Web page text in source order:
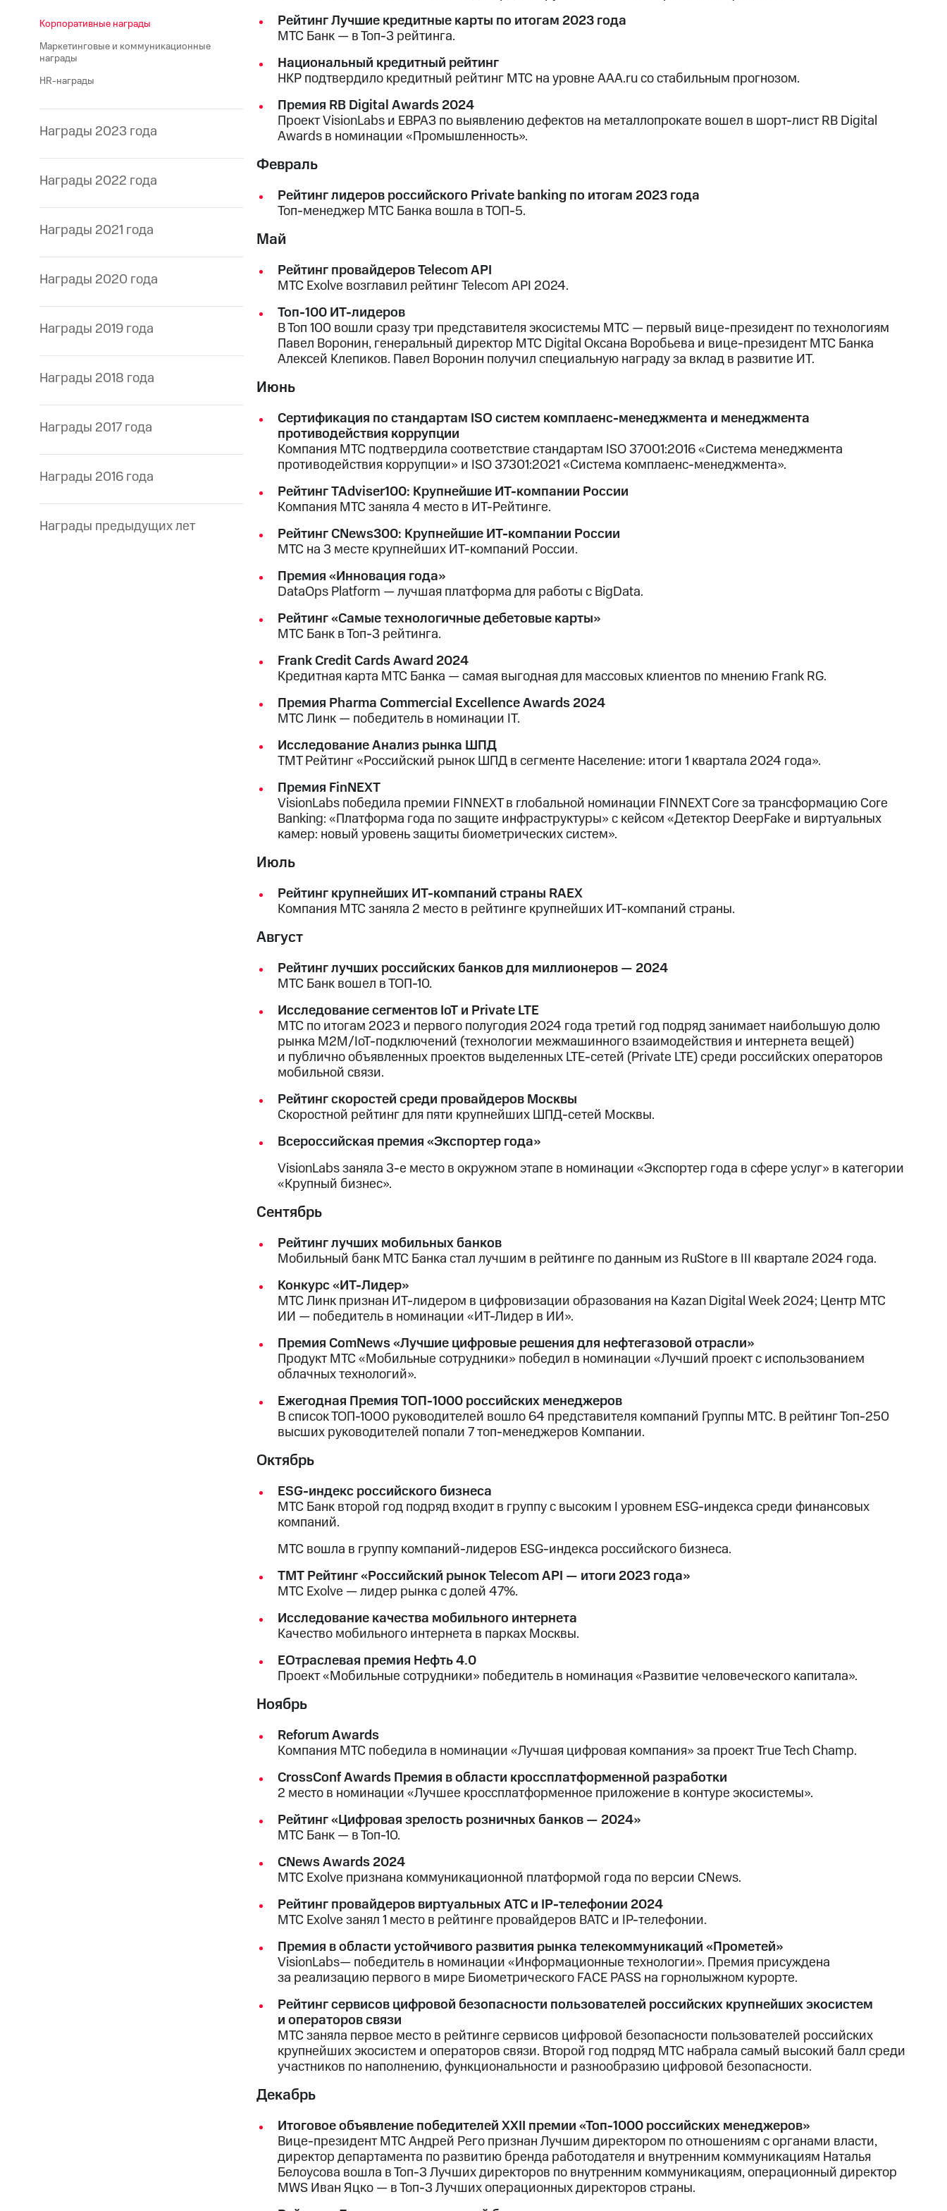
Корпоративные награды
Маркетинговые и коммуникационные
награды
HR-награды
Награды 2023 года
Награды 2022 года
Награды 2021 года
Награды 2020 года
Награды 2019 года
Награды 2018 года
Награды 2017 года
Награды 2016 года
Награды предыдущих лет
Рейтинг Лучшие кредитные карты по итогам 2023 года
МТС Банк — в Топ-3 рейтинга.
Национальный кредитный рейтинг
НКР подтвердило кредитный рейтинг МТС на уровне AAA.ru со стабильным прогнозом.
Премия RB Digital Awards 2024
Проект VisionLabs и ЕВРАЗ по выявлению дефектов на металлопрокате вошел в шорт-лист RB Digital
Awards в номинации «Промышленность».
Февраль
Рейтинг лидеров российского Private banking по итогам 2023 года
Топ-менеджер МТС Банка вошла в ТОП-5.
Май
Рейтинг провайдеров Telecom API
МТС Exolve возглавил рейтинг Telecom API 2024.
Топ-100 ИТ-лидеров
В Топ 100 вошли сразу три представителя экосистемы МТС — первый вице-президент по технологиям
Павел Воронин, генеральный директор МТС Digital Оксана Воробьева и вице-президент МТС Банка
Алексей Клепиков. Павел Воронин получил специальную награду за вклад в развитие ИТ.
Июнь
Сертификация по стандартам ISO систем комплаенс-менеджмента и менеджмента
противодействия коррупции
Компания МТС подтвердила соответствие стандартам ISO 37001:2016 «Система менеджмента
противодействия коррупции» и ISO 37301:2021 «Система комплаенс-менеджмента».
Рейтинг TAdviser100: Крупнейшие ИТ-компании России
Компания МТС заняла 4 место в ИТ-Рейтинге.
Рейтинг CNews300: Крупнейшие ИТ-компании России
МТС на 3 месте крупнейших ИТ-компаний России.
Премия «Инновация года»
DataOps Platform — лучшая платформа для работы с BigData.
Рейтинг «Самые технологичные дебетовые карты»
МТС Банк в Топ-3 рейтинга.
Frank Credit Cards Award 2024
Кредитная карта МТС Банка — самая выгодная для массовых клиентов по мнению Frank RG.
Премия Pharma Commercial Excellence Awards 2024
МТС Линк — победитель в номинации IT.
Исследование Анализ рынка ШПД
ТМТ Рейтинг «Российский рынок ШПД в сегменте Население: итоги 1 квартала 2024 года».
Премия FinNEXT
VisionLabs победила премии FINNEXT в глобальной номинации FINNEXT Core за трансформацию Core
Banking: «Платформа года по защите инфраструктуры» с кейсом «Детектор DeepFake и виртуальных
камер: новый уровень защиты биометрических систем».
Июль
Рейтинг крупнейших ИТ-компаний страны RAEX
Компания МТС заняла 2 место в рейтинге крупнейших ИТ-компаний страны.
Август
Рейтинг лучших российских банков для миллионеров — 2024
МТС Банк вошел в ТОП-10.
Исследование сегментов IoT и Private LTE
МТС по итогам 2023 и первого полугодия 2024 года третий год подряд занимает наибольшую долю
рынка M2M/IoT-подключений (технологии межмашинного взаимодействия и интернета вещей)
и публично объявленных проектов выделенных LTE-сетей (Private LTE) среди российских операторов
мобильной связи.
Рейтинг скоростей среди провайдеров Москвы
Скоростной рейтинг для пяти крупнейших ШПД-сетей Москвы.
Всероссийская премия «Экспортер года»
VisionLabs заняла 3-е место в окружном этапе в номинации «Экспортер года в сфере услуг» в категории
«Крупный бизнес».
Сентябрь
Рейтинг лучших мобильных банков
Мобильный банк МТС Банка стал лучшим в рейтинге по данным из RuStore в III квартале 2024 года.
Конкурс «ИТ-Лидер»
МТС Линк признан ИТ-лидером в цифровизации образования на Kazan Digital Week 2024; Центр МТС
ИИ — победитель в номинации «ИТ-Лидер в ИИ».
Премия ComNews «Лучшие цифровые решения для нефтегазовой отрасли»
Продукт МТС «Мобильные сотрудники» победил в номинации «Лучший проект с использованием
облачных технологий».
Ежегодная Премия ТОП-1000 российских менеджеров
В список ТОП-1000 руководителей вошло 64 представителя компаний Группы МТС. В рейтинг Топ-250
высших руководителей попали 7 топ-менеджеров Компании.
Октябрь
ESG-индекс российского бизнеса
МТС Банк второй год подряд входит в группу с высоким I уровнем ESG-индекса среди финансовых
компаний.
МТС вошла в группу компаний-лидеров ESG-индекса российского бизнеса.
ТМТ Рейтинг «Российский рынок Telecom API — итоги 2023 года»
МТС Exolve — лидер рынка с долей 47%.
Исследование качества мобильного интернета
Качество мобильного интернета в парках Москвы.
EОтраслевая премия Нефть 4.0
Проект «Мобильные сотрудники» победитель в номинация «Развитие человеческого капитала».
Ноябрь
Reforum Awards
Компания МТС победила в номинации «Лучшая цифровая компания» за проект True Tech Champ.
CrossConf Awards Премия в области кроссплатформенной разработки
2 место в номинации «Лучшее кроссплатформенное приложение в контуре экосистемы».
Рейтинг «Цифровая зрелость розничных банков — 2024»
МТС Банк — в Топ-10.
CNews Awards 2024
МТС Exolve признана коммуникационной платформой года по версии CNews.
Рейтинг провайдеров виртуальных АТС и IP-телефонии 2024
МТС Exolve занял 1 место в рейтинге провайдеров ВАТС и IP-телефонии.
Премия в области устойчивого развития рынка телекоммуникаций «Прометей»
VisionLabs— победитель в номинации «Информационные технологии». Премия присуждена
за реализацию первого в мире Биометрического FACE PASS на горнолыжном курорте.
Рейтинг сервисов цифровой безопасности пользователей российских крупнейших экосистем
и операторов связи
МТС заняла первое место в рейтинге сервисов цифровой безопасности пользователей российских
крупнейших экосистем и операторов связи. Второй год подряд МТС набрала самый высокий балл среди
участников по наполнению, функциональности и разнообразию цифровой безопасности.
Декабрь
Итоговое объявление победителей XXII премии «Топ-1000 российских менеджеров»
Вице-президент МТС Андрей Рего признан Лучшим директором по отношениям с органами власти,
директор департамента по развитию бренда работодателя и внутренним коммуникациям Наталья
Белоусова вошла в Топ-3 Лучших директоров по внутренним коммуникациям, операционный директор
MWS Иван Яцко — в Топ-3 Лучших операционных директоров страны.